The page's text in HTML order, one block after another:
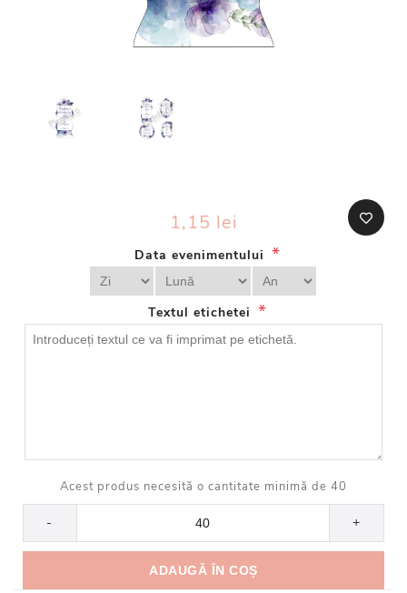
1,15 lei
Data evenimentului *
Textul etichetei *
Acest produs necesită o cantitate minimă de 40
- +